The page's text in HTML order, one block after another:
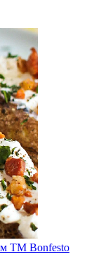
TM Bonfesto